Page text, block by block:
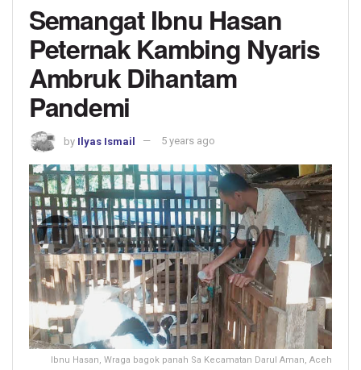
Semangat Ibnu Hasan
Peternak Kambing Nyaris
Ambruk Dihantam
Pandemi
by Ilyas Ismail 5 years ago
Ibnu Hasan, Wraga bagok panah Sa Kecamatan Darul Aman, Aceh